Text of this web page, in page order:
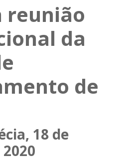
reunião
da
de
18 de